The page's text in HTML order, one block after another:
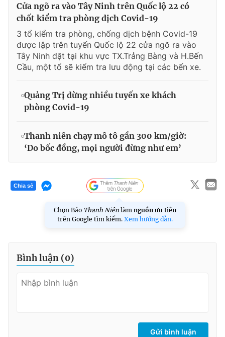
Cửa ngõ ra vào Tây Ninh trên Quốc lộ 22 có
chốt kiểm tra phòng dịch Covid-19
3 tổ kiểm tra phòng, chống dịch bệnh Covid-19
được lập trên tuyến Quốc lộ 22 cửa ngõ ra vào
Tây Ninh đặt tại khu vực TX.Trảng Bàng và H.Bến
Cầu, một tổ sẽ kiểm tra lưu động tại các bến xe.
Quảng Trị dừng nhiều tuyến xe khách
phòng Covid-19
Thanh niên chạy mô tô gần 300 km/giờ:
‘Do bốc đồng, mọi người đừng như em’
Chia sẻ
Chọn Báo Thanh Niên làm nguồn ưu tiên
trên Google tìm kiếm. Xem hướng dẫn.
Bình luận (0)
Gửi bình luận